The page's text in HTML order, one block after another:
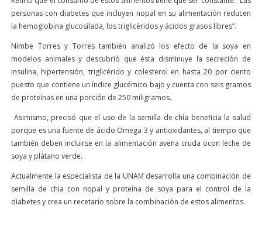
personas con diabetes que incluyen nopal en su alimentación reducen
la hemoglobina glucosilada, los triglicéridos y ácidos grasos libres”.
Nimbe Torres y Torres también analizó los efecto de la soya en
modelos animales y descubrió que ésta disminuye la secreción de
insulina, hipertensión, triglicérido y colesterol en hasta 20 por ciento
puesto que contiene un índice glucémico bajo y cuenta con seis gramos
de proteínas en una porción de 250 miligramos.
Asimismo, precisó que el uso de la semilla de chía beneficia la salud
porque es una fuente de ácido Omega 3 y antioxidantes, al tiempo que
también deben incluirse en la alimentación avena cruda ocon leche de
soya y plátano verde.
Actualmente la especialista de la UNAM desarrolla una combinación de
semilla de chía con nopal y proteína de soya para el control de la
diabetes y crea un recetario sobre la combinación de estos alimentos.